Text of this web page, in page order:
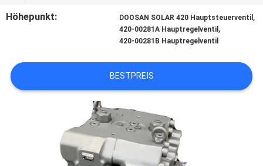
NACHRICHTEN
FÄLLE
REFERENZEN
SITEMAP
Höhepunkt: DOOSAN SOLAR 420 Hauptsteuerventil ,
420-00281A Hauptregelventil ,
420-00281B Hauptregelventil
BESTPREIS